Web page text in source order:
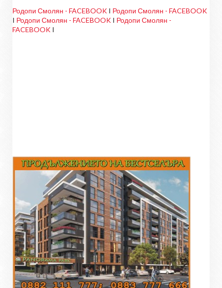
Родопи Смолян - FACEBOOK I Родопи Смолян - FACEBOOK
I Родопи Смолян - FACEBOOK I Родопи Смолян -
FACEBOOK I